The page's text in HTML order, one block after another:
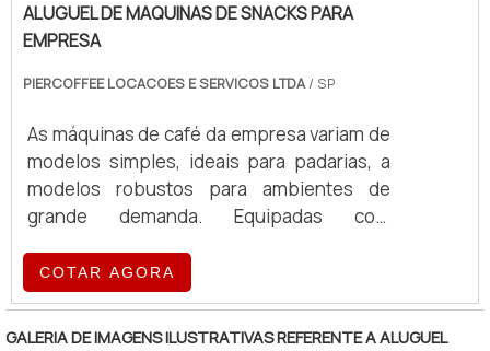
ALUGUEL DE MAQUINAS DE SNACKS PARA
EMPRESA
PIERCOFFEE LOCACOES E SERVICOS LTDA/ SP
As máquinas de café da empresa variam de
modelos simples, ideais para padarias, a
modelos robustos para ambientes de
grande demanda. Equipadas com
oferecem eficiência e qualidade no
preparo de café, atendendo a diferentes
volumes e exigências operacionais.
COTAR AGORA
GALERIA DE IMAGENS ILUSTRATIVAS REFERENTE A ALUGUEL